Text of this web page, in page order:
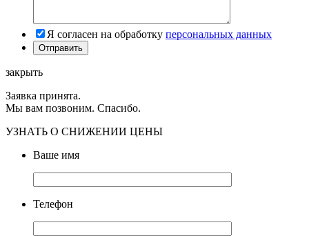
Я согласен на обработку персональных данных
закрыть
Заявка принята.
Мы вам позвоним. Спасибо.
УЗНАТЬ О СНИЖЕНИИ ЦЕНЫ
Ваше имя
Телефон